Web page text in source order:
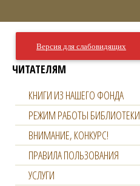
Версия для слабовидящих
ЧИТАТЕЛЯМ
КНИГИ ИЗ НАШЕГО ФОНДА
РЕЖИМ РАБОТЫ БИБЛИОТЕКИ
ВНИМАНИЕ, КОНКУРС!
ПРАВИЛА ПОЛЬЗОВАНИЯ
УСЛУГИ